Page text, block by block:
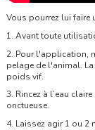
Vous pourrez lui
1. Avant toute
2. Pour l'application,
pelage de l'animal.
poids vif.
3. Rincez à l’eau
onctueuse.
4. Laissez agir 1 ou 2